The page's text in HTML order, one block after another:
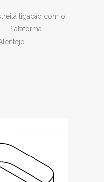
ligação com o
– Plataforma